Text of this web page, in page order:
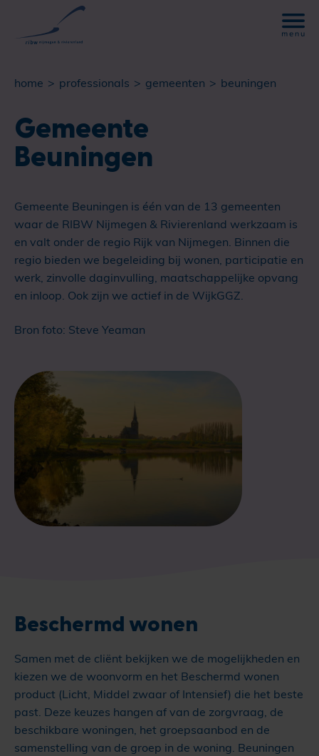
home professionals gemeenten beuningen
Gemeente
Beuningen
Gemeente Beuningen is één van de 13 gemeenten
waar de RIBW Nijmegen & Rivierenland werkzaam is
en valt onder de regio Rijk van Nijmegen. Binnen die
regio bieden we begeleiding bij wonen, participatie en
werk, zinvolle daginvulling, maatschappelijke opvang
en inloop. Ook zijn we actief in de WijkGGZ.
Bron foto: Steve Yeaman
Beschermd wonen
Samen met de cliënt bekijken we de mogelijkheden en
kiezen we de woonvorm en het Beschermd wonen
product (Licht, Middel zwaar of Intensief) die het beste
past. Deze keuzes hangen af van de zorgvraag, de
beschikbare woningen, het groepsaanbod en de
samenstelling van de groep in de woning. Beuningen